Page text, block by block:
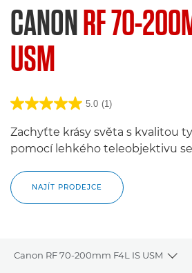
CANONRF 70-
USM
5.0 (1)
Zachyťte krásy světa s kvalitou
pomocí lehkého teleobjektivu
NAJÍT PRODEJCE
Canon RF 70-200mm F4L IS USM